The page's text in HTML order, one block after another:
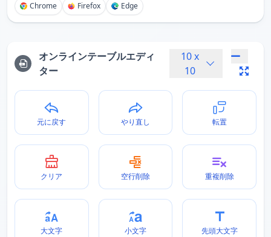
Chrome Firefox Edge
オンラインテーブルエディ
ター
10x
10
元に戻す やり直し 転置
クリア 空行削除 重複削除
大文字 小文字 先頭大文字